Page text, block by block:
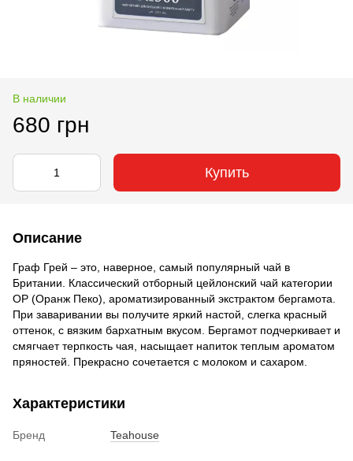
В наличии
680 грн
Купить
Описание
Граф Грей – это, наверное, самый популярный чай в
Британии. Классический отборный цейлонский чай категории
ОР (Оранж Пеко), ароматизированный экстрактом бергамота.
При заваривании вы получите яркий настой, слегка красный
оттенок, с вязким бархатным вкусом. Бергамот подчеркивает и
смягчает терпкость чая, насыщает напиток теплым ароматом
пряностей. Прекрасно сочетается с молоком и сахаром.
Характеристики
Бренд Teahouse